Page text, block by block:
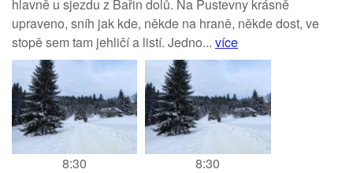
hlavně u sjezdu z Bařin dolů. Na Pustevny krásně
upraveno, sníh jak kde, někde na hraně, někde dost, ve
stopě sem tam jehličí a listí. Jedno... více
8:30 8:30